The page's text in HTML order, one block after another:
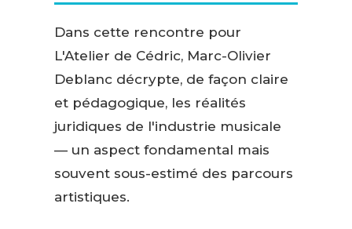
Dans cette rencontre pour
L'Atelier de Cédric, Marc-Olivier
Deblanc décrypte, de façon claire
et pédagogique, les réalités
juridiques de l'industrie musicale
— un aspect fondamental mais
souvent sous-estimé des parcours
artistiques.